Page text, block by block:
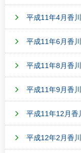
平成11年4月香
平成11年6月香
平成11年8月香
平成11年9月香
平成11年12月
平成12年2月香